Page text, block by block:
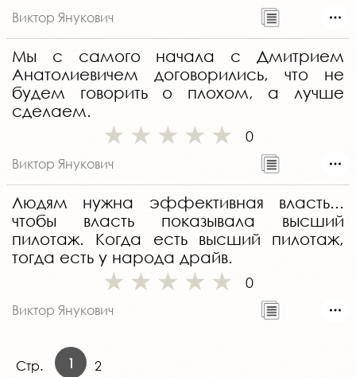
Виктор Янукович
Мы с самого начала с Дмитрием
Анатолиевичем договорились, что не
будем говорить о плохом, а лучше
сделаем.
0
Виктор Янукович
Людям нужна эффективная власть...
чтобы власть показывала высший
пилотаж. Когда есть высший пилотаж,
тогда есть у народа драйв.
0
Виктор Янукович
Стр. 1 2